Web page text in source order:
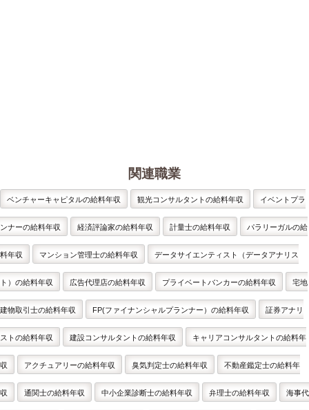
関連職業
ベンチャーキャピタルの給料年収 観光コンサルタントの給料年収 イベントプラ
ンナーの給料年収 経済評論家の給料年収 計量士の給料年収 パラリーガルの給
料年収 マンション管理士の給料年収 データサイエンティスト（データアナリス
ト）の給料年収 広告代理店の給料年収 プライベートバンカーの給料年収 宅地
建物取引士の給料年収 FP(ファイナンシャルプランナー）の給料年収 証券アナリ
ストの給料年収 建設コンサルタントの給料年収 キャリアコンサルタントの給料年
収 アクチュアリーの給料年収 臭気判定士の給料年収 不動産鑑定士の給料年
収 通関士の給料年収 中小企業診断士の給料年収 弁理士の給料年収 海事代